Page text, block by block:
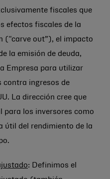
fiscales que
efectos fiscales de la
(“carve out”), el impacto
la emisión de deuda,
Empresa para utilizar
contra ingresos de
La dirección cree que
para los inversores como
útil del rendimiento de la
: Definimos el